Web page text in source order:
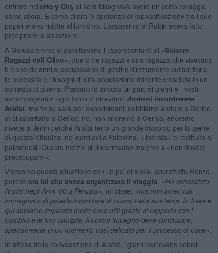
entrare nellaHoly City di sera bisognava avere un certo coraggio,
come allora. E come allora le speranze di rappacificazione tra i due
popoli erano ridotte al lumicino. L’assassinio di Rabin aveva fatto
precipitare la situazione.
A Gerusalemme ci aspettavano i rappresentanti di «Salaam
Ragazzi dell’Olivo», due o tre ragazzi e una ragazza che vivevano
lì e che da anni si occupavano di gestire direttamente sul territorio
le necessità e i bisogni di una popolazione minorile cresciuta in un
contesto di guerra. Passarono ancora un paio di giorni e i nostri
accompagnatori ogni tanto ci dicevano: domani incontrerete
Arafat , ma forse sarà per dopodomani; dobbiamo andare a Gerico,
sì ci aspettano a Gerico; no, non andremo a Gerico, andremo
invece a Jenin perché Arafat terrà un grande discorso per la gente
di questa cittadina, nel nord della Palestina, «liberata» e restituita ai
palestinesi. Queste notizie si rincorrevano insieme a «non dovete
preoccuparvi».
Vivevamo questa situazione con un po’ di ansia, soprattutto Renzo,
perchè era lui che aveva organizzato il viaggio . «Ho conosciuto
Arafat negli Anni ‘80 a Perugia», mi disse, «ma non avrei mai
immaginato di poterlo incontrare di nuovo nella sua terra. In Italia e
qui abbiamo imparato molte cose utili grazie al rapporto con i
bambini e le loro famiglie. Il nostro impegno deve continuare,
specialmente in un momento così delicato per il processo di pace».
In attesa della convocazione di Arafat, i giorni correvano veloci.